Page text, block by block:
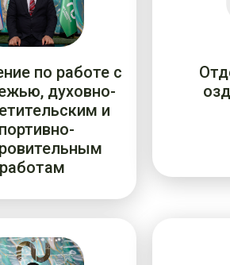
по работе с
духовно-
и
работам